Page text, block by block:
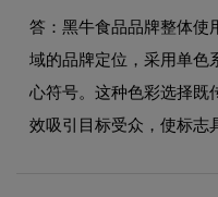
答：黑牛食品品牌整体使
域的品牌定位，采用单色
心符号。这种色彩选择既
效吸引目标受众，使标志